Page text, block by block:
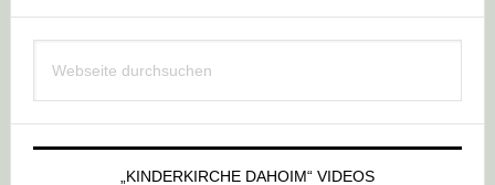
Haupt-
Sidebar
durchsuchen
„KINDERKIRCHE DAHOIM“ VIDEOS